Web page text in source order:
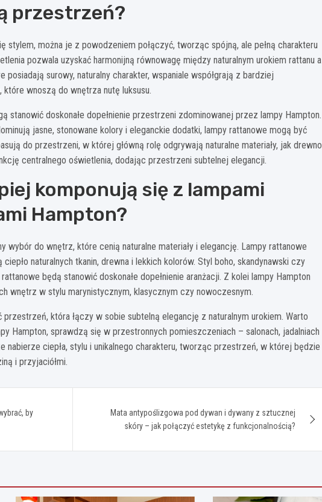
przestrzeń?
stylem, można je z powodzeniem połączyć, tworząc spójną, ale pełną charakteru
pozwala uzyskać harmonijną równowagę między naturalnym urokiem rattanu a
surowy, naturalny charakter, wspaniale współgrają z bardziej
wnoszą do wnętrza nutę luksusu.
stanowić doskonałe dopełnienie przestrzeni zdominowanej przez lampy Hampton.
jasne, stonowane kolory i eleganckie dodatki, lampy rattanowe mogą być
do przestrzeni, w której główną rolę odgrywają naturalne materiały, jak drewno
centralnego oświetlenia, dodając przestrzeni subtelnej elegancji.
komponują się z lampami
Hampton?
wybór do wnętrz, które cenią naturalne materiały i elegancję. Lampy rattanowe
naturalnych tkanin, drewna i lekkich kolorów. Styl boho, skandynawski czy
będą stanowić doskonałe dopełnienie aranżacji. Z kolei lampy Hampton
wnętrz w stylu marynistycznym, klasycznym czy nowoczesnym.
która łączy w sobie subtelną elegancję z naturalnym urokiem. Warto
Hampton, sprawdzą się w przestronnych pomieszczeniach – salonach, jadalniach
nabierze ciepła, stylu i unikalnego charakteru, tworząc przestrzeń, w której będzie
i przyjaciółmi.
by
Mata antypoślizgowa pod dywan i dywany z sztucznej
skóry – jak połączyć estetykę z funkcjonalnością?